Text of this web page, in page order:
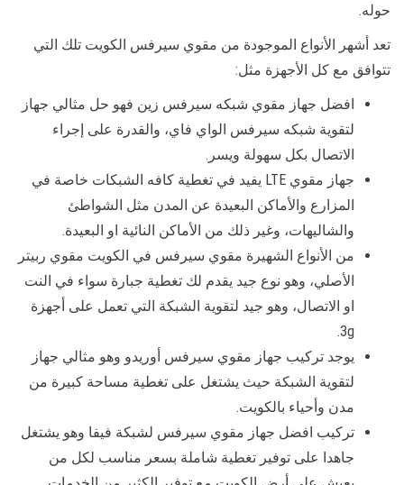
حوله.
تعد أشهر الأنواع الموجودة من مقوي سيرفس الكويت تلك التي
تتوافق مع كل الأجهزة مثل:
افضل جهاز مقوي شبكه سيرفس زين فهو حل مثالي جهاز
لتقوية شبكه سيرفس الواي فاي، والقدرة على إجراء
الاتصال بكل سهولة ويسر.
جهاز مقوي LTE يفيد في تغطية كافه الشبكات خاصة في
المزارع والأماكن البعيدة عن المدن مثل الشواطئ
والشاليهات، وغير ذلك من الأماكن النائية او البعيدة.
من الأنواع الشهيرة مقوي سيرفس في الكويت مقوي ربيتر
الأصلي، وهو نوع جيد يقدم لك تغطية جبارة سواء في النت
او الاتصال، وهو جيد لتقوية الشبكة التي تعمل على أجهزة
3g.
يوجد تركيب جهاز مقوي سيرفس أوريدو وهو مثالي جهاز
لتقوية الشبكة حيث يشتغل على تغطية مساحة كبيرة من
مدن وأحياء بالكويت.
تركيب افضل جهاز مقوي سيرفس لشبكة فيفا وهو يشتغل
جاهدا على توفير تغطية شاملة بسعر مناسب لكل من